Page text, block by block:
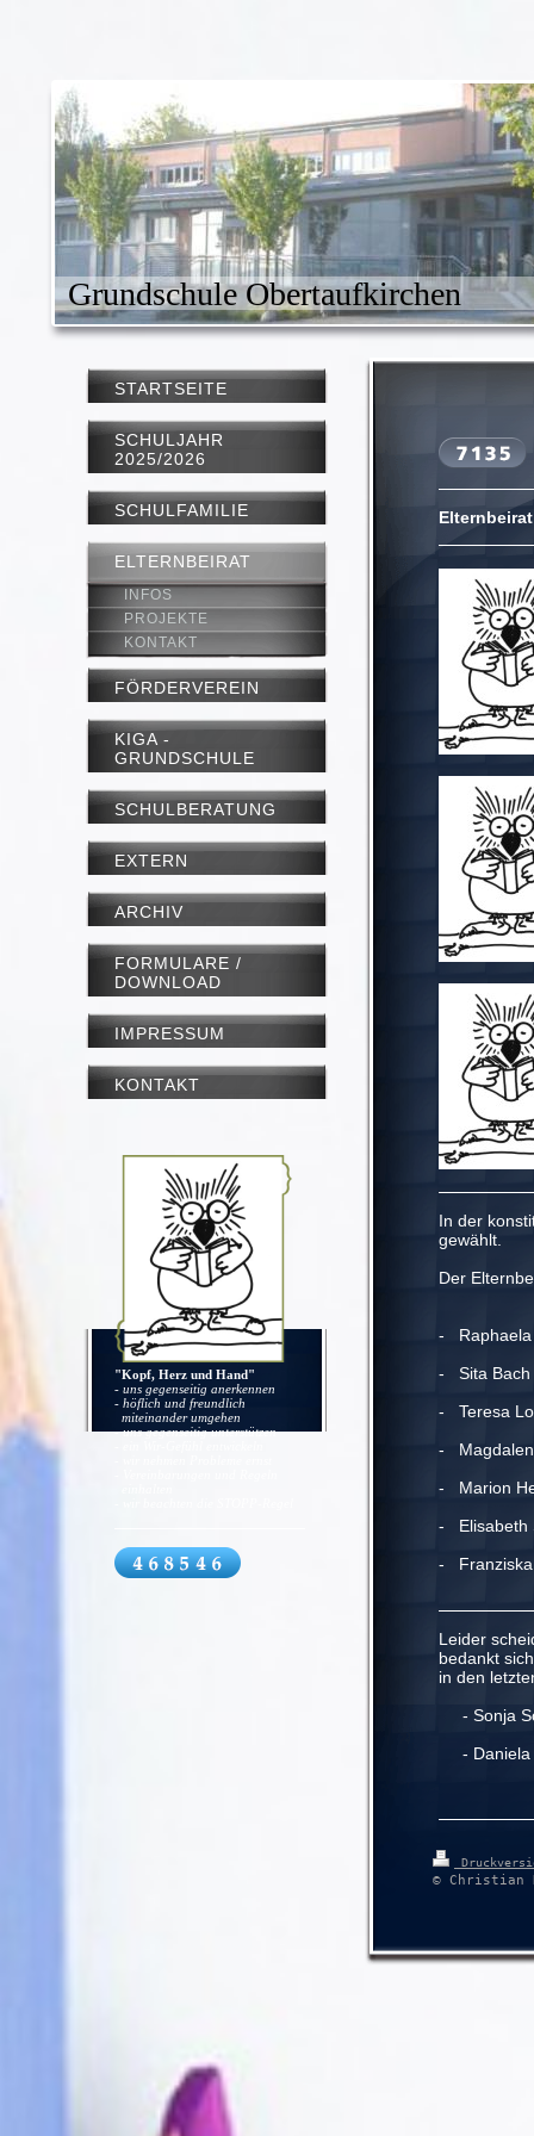
Grundschule Obertaufkirchen
In der
gewählt.
Der
-
- Sita
- Teresa
-
- Marion
- Elisabeth
- Franziska
Leider
bedankt
in den
- Sonja
- Daniela
© Christian
STARTSEITE
SCHULJAHR
2025/2026
SCHULFAMILIE
ELTERNBEIRAT
INFOS
PROJEKTE
KONTAKT
FÖRDERVEREIN
KIGA -
GRUNDSCHULE
SCHULBERATUNG
EXTERN
ARCHIV
FORMULARE /
DOWNLOAD
IMPRESSUM
KONTAKT
"Kopf, Herz und Hand"
- uns gegenseitig anerkennen
- höflich und freundlich
miteinander umgehen
- uns gegenseitig unterstützen